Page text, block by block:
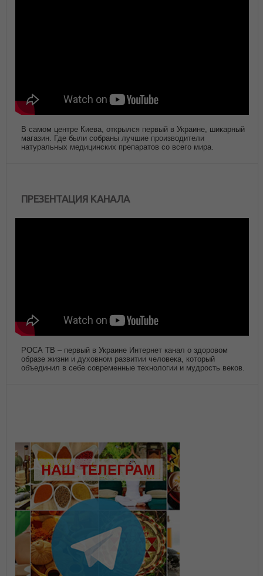
В самом центре Киева, открылся первый в Украине, шикарный
магазин. Где были собраны лучшие производители
натуральных медицинских препаратов со всего мира.
ПРЕЗЕНТАЦИЯ КАНАЛА
РОСА ТВ – первый в Украине Интернет канал о здоровом
образе жизни и духовном развитии человека, который
объединил в себе современные технологии и мудрость веков.